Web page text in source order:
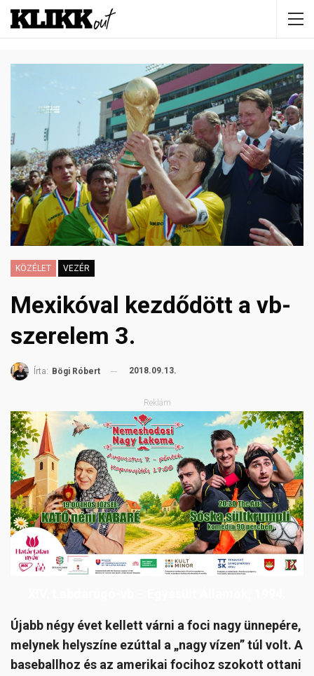
KÖZÉLET VEZÉR
Mexikóval kezdődött a vb-
szerelem 3.
Írta: Bögi Róbert 2018.09.13.
Reklám
Újabb négy évet kellett várni a foci nagy ünnepére,
melynek helyszíne ezúttal a „nagy vízen” túl volt. A
baseballhoz és az amerikai focihoz szokott ottani